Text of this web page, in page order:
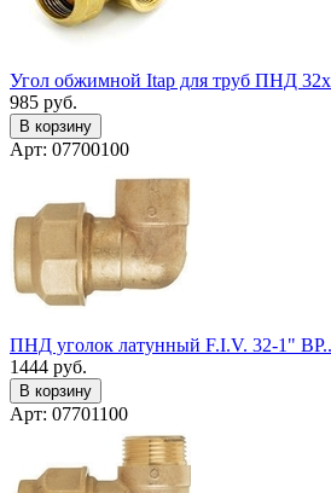
Угол обжимной Itap для труб ПНД
985 руб.
В корзину
Арт: 07700100
ПНД уголок латунный F.I.V. 32-1"
1444 руб.
В корзину
Арт: 07701100